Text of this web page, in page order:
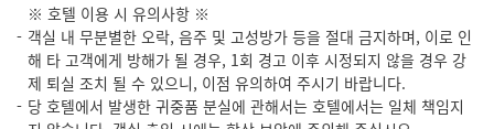
※ 호텔 이용 시 유의사항 ※
객실 내 무분별한 오락, 음주 및 고성방가 등을 절대 금지하며, 이로 인
해 타 고객에게 방해가 될 경우, 1회 경고 이후 시정되지 않을 경우 강
제 퇴실 조치 될 수 있으니, 이점 유의하여 주시기 바랍니다.
당 호텔에서 발생한 귀중품 분실에 관해서는 호텔에서는 일체 책임지